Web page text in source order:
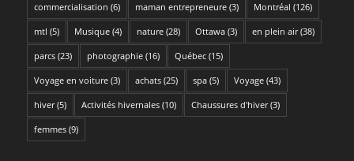
commercialisation (6) maman entrepreneure(3) Montréal (126)
mtl (5) Musique(4) nature(28) Ottawa(3) en plein air(38)
parcs(23) photographie(16) Québec(15)
Voyage en voiture(3) achats(25) spa(5) Voyage(43)
hiver(5) Activités hivernales(10) Chaussures d'hiver(3)
femmes(9)